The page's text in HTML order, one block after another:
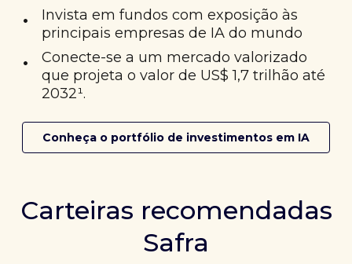
•
Invista em fundos com exposição às
principais empresas de IA do mundo
•
Conecte-se a um mercado valorizado
que projeta o valor de US$ 1,7 trilhão até
2032¹.
Conheça o portfólio de investimentos em IA
Carteiras recomendadas
Safra